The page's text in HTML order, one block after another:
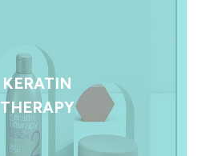
KERATIN
THERAPY